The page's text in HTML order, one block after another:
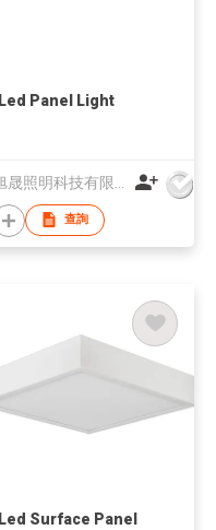
Led Panel Light
查詢
Led Surface Panel